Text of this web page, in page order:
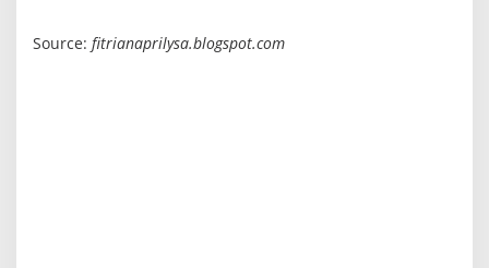
Source: fitrianaprilysa.blogspot.com